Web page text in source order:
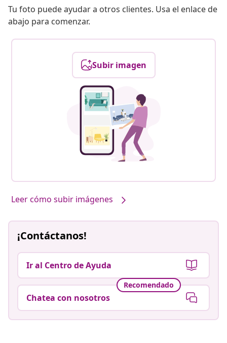
Tu foto puede ayudar a otros clientes. Usa el enlace de
abajo para comenzar.
Subir imagen
Leer cómo subir imágenes
¡Contáctanos!
Ir al Centro de Ayuda
Recomendado
Chatea con nosotros